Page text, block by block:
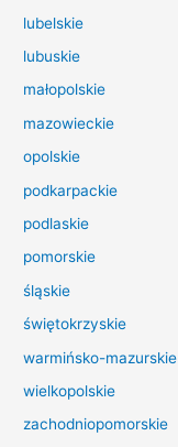
lubelskie
lubuskie
małopolskie
mazowieckie
opolskie
podkarpackie
podlaskie
pomorskie
śląskie
świętokrzyskie
warmińsko-mazurskie
wielkopolskie
zachodniopomorskie